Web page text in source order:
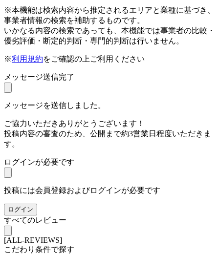
※本機能は検索内容から推定されるエリアと業種に基づき、
事業者情報の検索を補助するものです。
いかなる内容の検索であっても、本機能では事業者の比較・
優劣評価・断定的判断・専門的判断は行いません。
※利用規約をご確認の上ご利用ください
メッセージ送信完了
メッセージを送信しました。
ご協力いただきありがとうございます！
投稿内容の審査のため、公開まで約3営業日程度いただきま
す。
ログインが必要です
投稿には会員登録およびログインが必要です
ログイン
すべてのレビュー
[ALL-REVIEWS]
こだわり条件で探す